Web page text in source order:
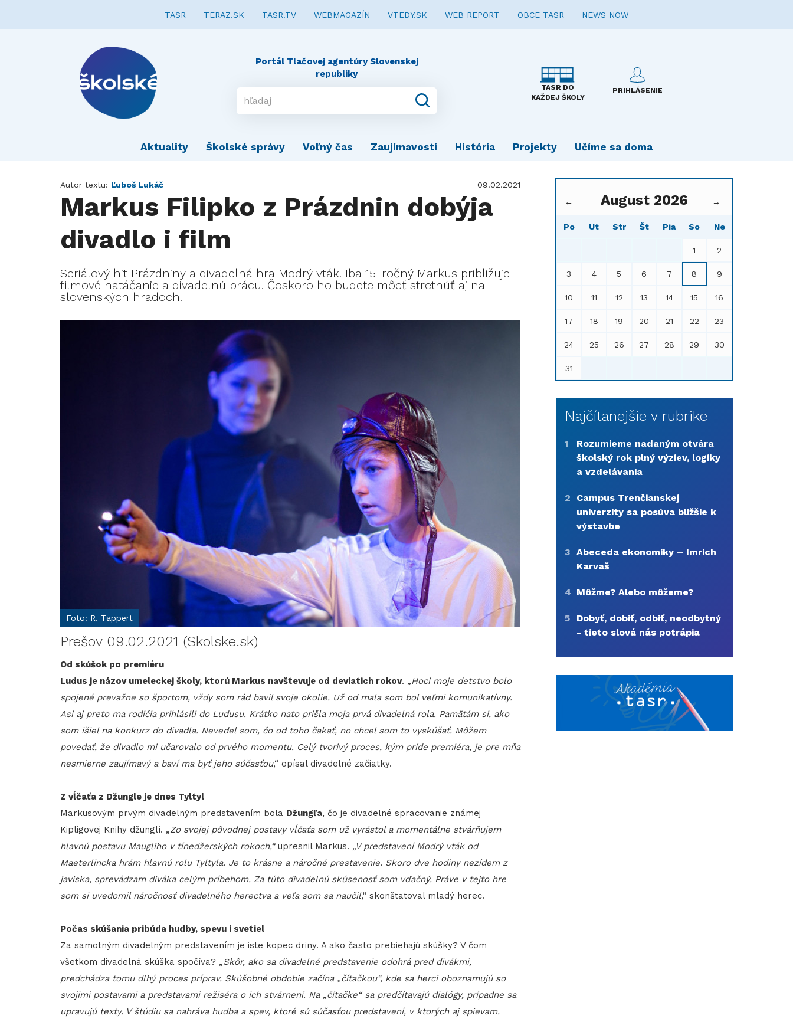
TASR TERAZ.SK TASR.TV WEBMAGAZÍN VTEDY.SK WEB REPORT OBCE TASR NEWS NOW
Portál Tlačovej agentúry Slovenskej
republiky
TASR DO
KAŽDEJ ŠKOLY
PRIHLÁSENIE
Aktuality Školské správy Voľný čas Zaujímavosti História Projekty Učíme sa doma
Autor textu: Ľuboš Lukáč 09.02.2021
Markus Filipko z Prázdnin dobýja
divadlo i film
Seriálový hit Prázdniny a divadelná hra Modrý vták. Iba 15-ročný Markus približuje
filmové natáčanie a divadelnú prácu. Čoskoro ho budete môcť stretnúť aj na
slovenských hradoch.
Foto: R. Tappert
Prešov 09.02.2021 (Skolske.sk)
Od skúšok po premiéru
Ludus je názov umeleckej školy, ktorú Markus navštevuje od deviatich rokov. „Hoci moje detstvo bolo
spojené prevažne so športom, vždy som rád bavil svoje okolie. Už od mala som bol veľmi komunikatívny.
Asi aj preto ma rodičia prihlásili do Ludusu. Krátko nato prišla moja prvá divadelná rola. Pamätám si, ako
som išiel na konkurz do divadla. Nevedel som, čo od toho čakať, no chcel som to vyskúšať. Môžem
povedať, že divadlo mi učarovalo od prvého momentu. Celý tvorivý proces, kým príde premiéra, je pre mňa
nesmierne zaujímavý a baví ma byť jeho súčasťou,“ opísal divadelné začiatky.
Z vĺčaťa z Džungle je dnes Tyltyl
Markusovým prvým divadelným predstavením bola Džungľa, čo je divadelné spracovanie známej
Kipligovej Knihy džunglí. „Zo svojej pôvodnej postavy vĺčaťa som už vyrástol a momentálne stvárňujem
hlavnú postavu Maugliho v tínedžerských rokoch,“ upresnil Markus. „V predstavení Modrý vták od
Maeterlincka hrám hlavnú rolu Tyltyla. Je to krásne a náročné prestavenie. Skoro dve hodiny nezídem z
javiska, sprevádzam diváka celým príbehom. Za túto divadelnú skúsenosť som vďačný. Práve v tejto hre
som si uvedomil náročnosť divadelného herectva a veľa som sa naučil,“ skonštatoval mladý herec.
Počas skúšania pribúda hudby, spevu i svetiel
Za samotným divadelným predstavením je iste kopec driny. A ako často prebiehajú skúšky? V čom
všetkom divadelná skúška spočíva? „Skôr, ako sa divadelné predstavenie odohrá pred divákmi,
predchádza tomu dlhý proces príprav. Skúšobné obdobie začína „čítačkou“, kde sa herci oboznamujú so
svojimi postavami a predstavami režiséra o ich stvárnení. Na „čítačke“ sa predčítavajú dialógy, prípadne sa
upravujú texty. V štúdiu sa nahráva hudba a spev, ktoré sú súčasťou predstavení, v ktorých aj spievam.
← August 2026 →
Po Ut Str Št Pia So Ne
- - - - - 1 2
3 4 5 6 7 8 9
10 11 12 13 14 15 16
17 18 19 20 21 22 23
24 25 26 27 28 29 30
31 - - - - - -
Najčítanejšie v rubrike
1
Rozumieme nadaným otvára
školský rok plný výziev, logiky
a vzdelávania
2
Campus Trenčianskej
univerzity sa posúva bližšie k
výstavbe
3 Abeceda ekonomiky – Imrich
Karvaš
4 Môžme? Alebo môžeme?
5
Dobyť, dobiť, odbiť, neodbytný
- tieto slová nás potrápia